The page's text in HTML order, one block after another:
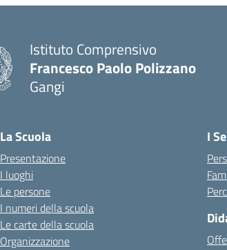
Istituto Comprensivo
Francesco Paolo Polizzano
Gangi
La Scuola
Presentazione
I luoghi
Le persone
I numeri della scuola
Le carte della scuola
Organizzazione
I